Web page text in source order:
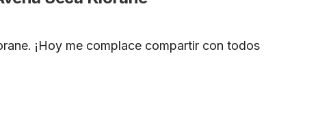
¡Hoy me complace compartir con todos